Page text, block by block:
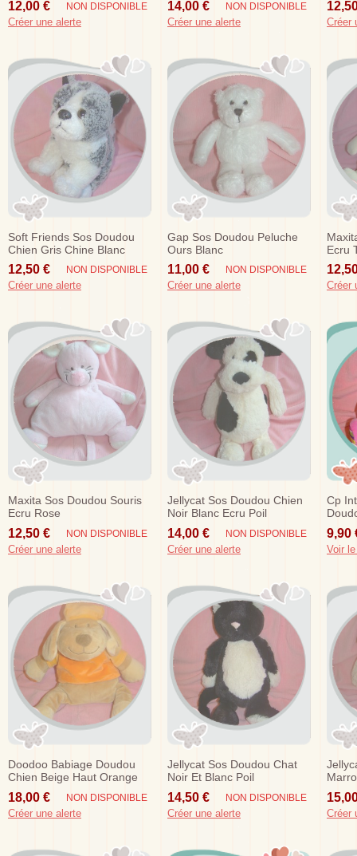
12,00 € NON DISPONIBLE
Créer une alerte
Snoozy Sleepyheads
14,00 € NON DISPONIBLE
Créer une alerte Créer
Soft Friends Sos Doudou
Chien Gris Chine Blanc
12,50 € NON DISPONIBLE
Créer une alerte
Gap Sos Doudou Peluche
Ours Blanc
11,00 € NON DISPONIBLE
Créer une alerte
Ecru
Créer
Maxita Sos Doudou Souris
Ecru Rose
12,50 € NON DISPONIBLE
Créer une alerte
Jellycat Sos Doudou Chien
Noir Blanc Ecru Poil
14,00 € NON DISPONIBLE
Créer une alerte
Cp
9,90
Voir
Doodoo Babiage Doudou
Chien Beige Haut Orange
Sos
18,00 € NON DISPONIBLE
Créer une alerte
Jellycat Sos Doudou Chat
Noir Et Blanc Poil
14,50 € NON DISPONIBLE
Créer une alerte Créer